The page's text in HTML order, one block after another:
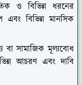
ও বিভিন্ন ধরনের
এবং বিভিন্ন মানসিক
বা সামাজিক মূল্যবোধ
আচরণ এবং দাবি